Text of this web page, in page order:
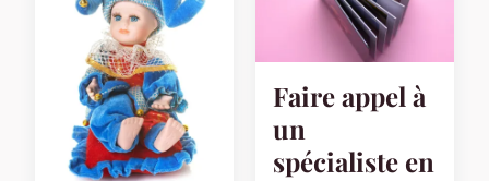
Faire appel à
un
spécialiste en